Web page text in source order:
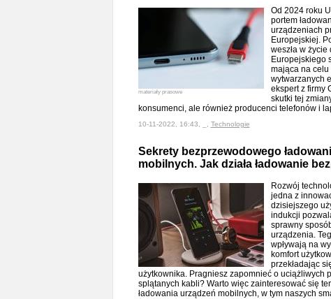
materiały prasowe
Od 2024 roku
portem
urządzeniach
Europejskiej.
weszła w
Europejskiego
mająca na
wytwarzanych
ekspert z firmy
skutki tej
konsumenci, ale również producenci telefonów i
10-11-2022, 16:43, _, Technologie
Sekrety bezprzewodowego
mobilnych. Jak działa ładowanie
Rozwój
jedna z
dzisiejszego
indukcji
sprawny
urządzenia.
wpływają na
komfort
przekładając
użytkownika. Pragniesz zapomnieć o uciążliwych
splątanych kabli? Warto więc zainteresować się
ładowania urządzeń mobilnych, w tym naszych